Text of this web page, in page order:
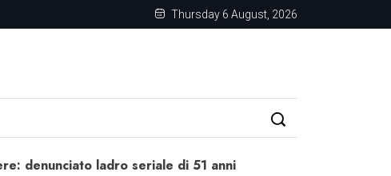
Thursday 6 August, 2026
denunciato ladro seriale di 51 anni